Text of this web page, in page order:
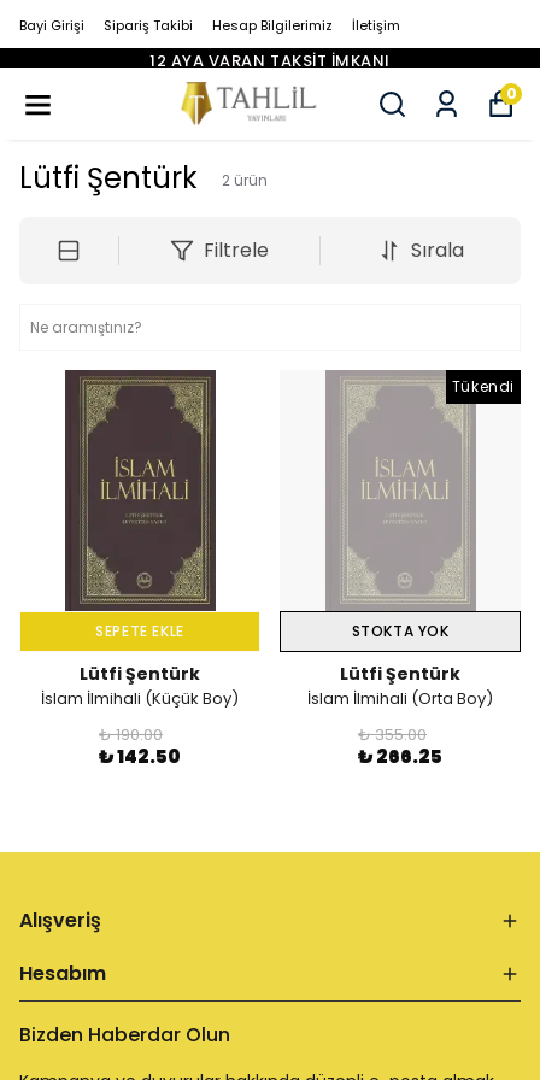
Bayi Girişi Sipariş Takibi Hesap Bilgilerimiz İletişim
12 AYA VARAN TAKSİT İMKANI
0
Lütfi Şentürk 2 ürün
Filtrele Sırala
SEPETE EKLE
Lütfi Şentürk
İslam İlmihali (Küçük Boy)
₺ 190.00
₺ 142.50
Tükendi
STOKTA YOK
Lütfi Şentürk
İslam İlmihali (Orta Boy)
₺ 355.00
₺ 266.25
Alışveriş
Hesabım
Bizden Haberdar Olun